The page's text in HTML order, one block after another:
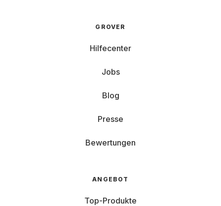
GROVER
Hilfecenter
Jobs
Blog
Presse
Bewertungen
ANGEBOT
Top-Produkte